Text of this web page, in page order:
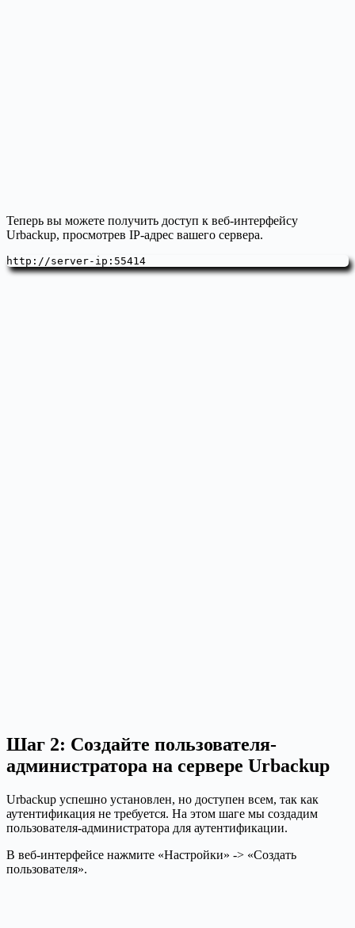
Теперь вы можете получить доступ к веб-интерфейсу
Urbackup, просмотрев IP-адрес вашего сервера.
http://server-ip:55414
Шаг 2: Создайте пользователя-
администратора на сервере Urbackup
Urbackup успешно установлен, но доступен всем, так как
аутентификация не требуется. На этом шаге мы создадим
пользователя-администратора для аутентификации.
В веб-интерфейсе нажмите «Настройки» -> «Создать
пользователя».